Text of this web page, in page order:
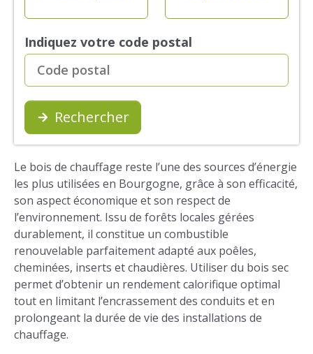
Indiquez votre code postal
Rechercher
Le bois de chauffage reste l’une des sources d’énergie
les plus utilisées en Bourgogne, grâce à son efficacité,
son aspect économique et son respect de
l’environnement. Issu de forêts locales gérées
durablement, il constitue un combustible
renouvelable parfaitement adapté aux poêles,
cheminées, inserts et chaudières. Utiliser du bois sec
permet d’obtenir un rendement calorifique optimal
tout en limitant l’encrassement des conduits et en
prolongeant la durée de vie des installations de
chauffage.